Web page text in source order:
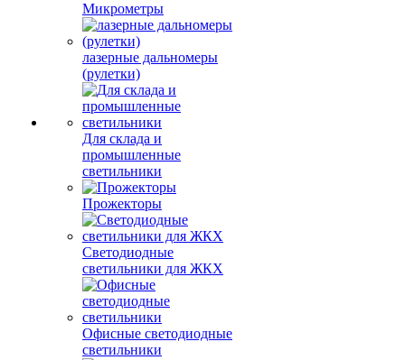
Микрометры
лазерные дальномеры
(рулетки)
Для склада и
промышленные
светильники
Прожекторы
Светодиодные
светильники для ЖКХ
Офисные светодиодные
светильники